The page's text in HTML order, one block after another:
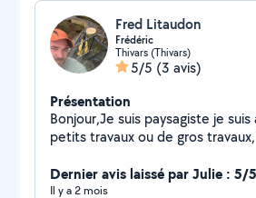
Fred Litaudon
Frédéric
Thivars (Thivars)
5/5 (3 avis)
Présentation
Bonjour,Je suis paysagiste je
petits travaux ou de gros travaux, Tonte Taille de haie
respectueux, et ponctuel.
Dernier avis laissé par Julie : 5/5
Il y a 2 mois